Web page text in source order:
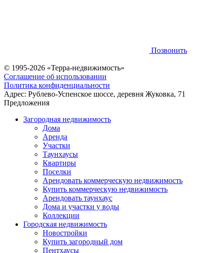
Позвонить
© 1995-2026 «Терра-недвижимость»
Соглашение об использовании
Политика конфиденциальности
Адрес: Рублево-Успенское шоссе, деревня Жуковка, 71
Предложения
Загородная недвижимость
Дома
Аренда
Участки
Таунхаусы
Квартиры
Поселки
Арендовать коммерческую недвижимость
Купить коммерческую недвижимость
Арендовать таунхаус
Дома и участки у воды
Коллекции
Городская недвижимость
Новостройки
Купить загородный дом
Пентхаусы